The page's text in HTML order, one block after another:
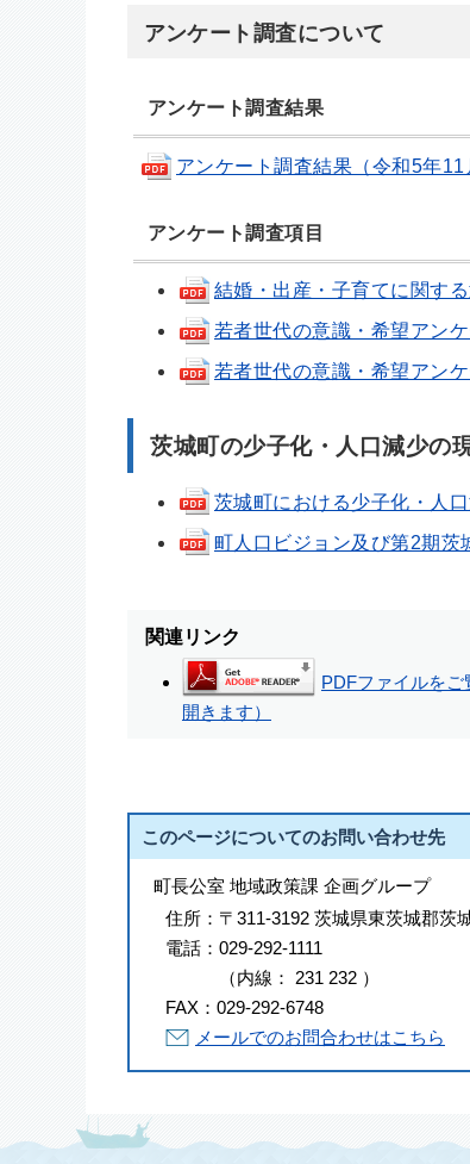
アンケート調査について
アンケート調査結果
アンケート調査結果（令和5年
アンケート調査項目
結婚・出産・子育てに関す
若者世代の意識・希望アン
若者世代の意識・希望アン
茨城町の少子化・人口減少の
茨城町における少子化・人
町人口ビジョン及び第2期茨
関連リンク
PDFファイルを
開きます）
このページについてのお問い合わせ先
町長公室 地域政策課 企画グループ
住所： 〒311-3192 茨城県東茨城郡茨
電話： 029-292-1111
（内線 ： 231 232 ）
FAX： 029-292-6748
メールでのお問合わせはこちら